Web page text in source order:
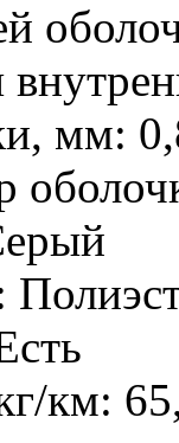
мм:
км: